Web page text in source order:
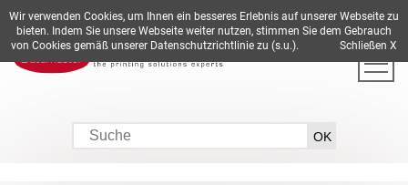
DE EN ES FR IT
Wir verwenden Cookies, um Ihnen ein besseres Erlebnis auf unserer Webseite zu
bieten. Indem Sie unsere Webseite weiter nutzen, stimmen Sie dem Gebrauch
von Cookies gemäß unserer Datenschutzrichtlinie zu (s.u.). Schließen X